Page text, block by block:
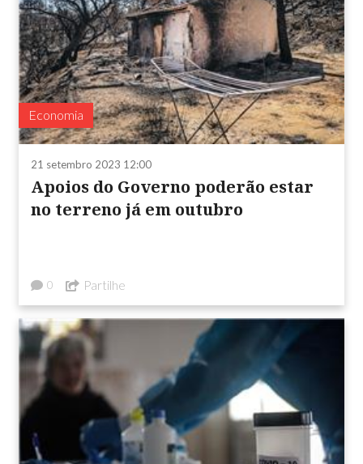
Economia
21 setembro 2023 12:00
Apoios do Governo poderão estar
no terreno já em outubro
0 Partilhe